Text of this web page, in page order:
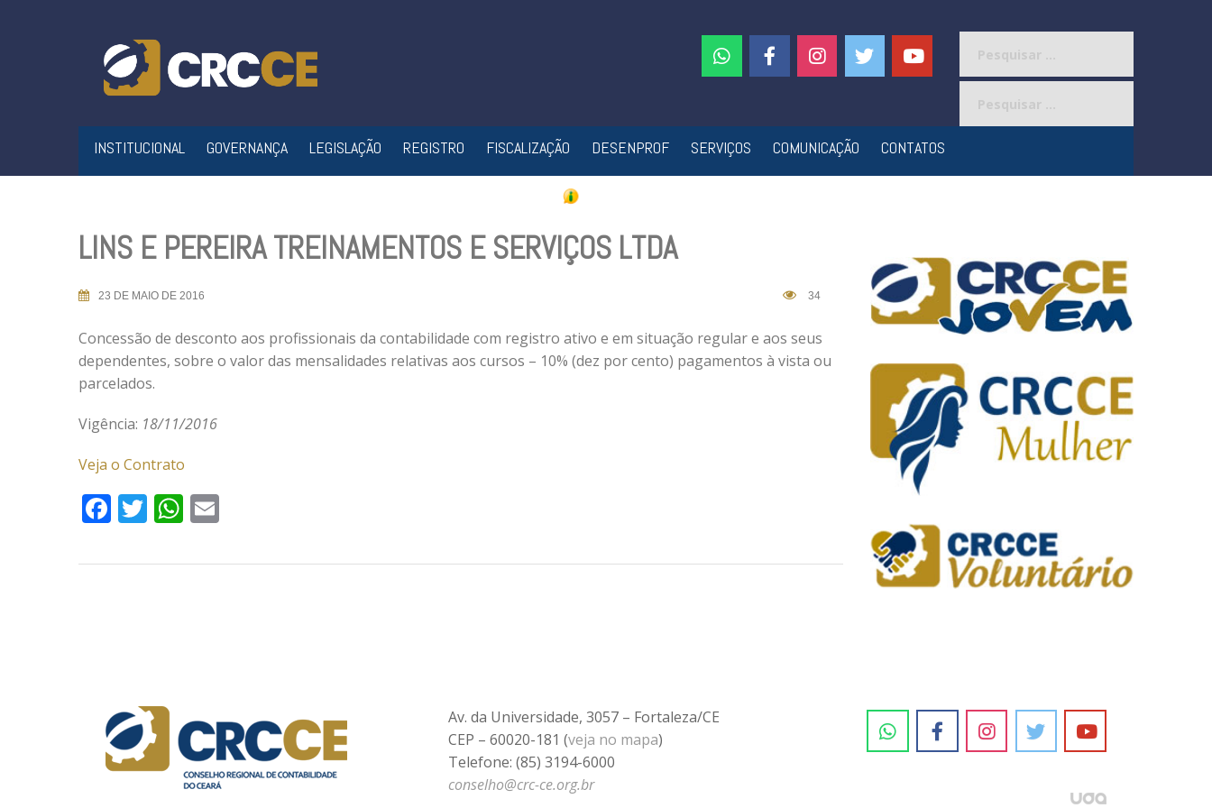
INSTITUCIONAL GOVERNANÇA LEGISLAÇÃO REGISTRO FISCALIZAÇÃO DESENPROF SERVIÇOS COMUNICAÇÃO CONTATOS
LINS E PEREIRA TREINAMENTOS E SERVIÇOS LTDA
23 DE MAIO DE 2016 34
Concessão de desconto aos profissionais da contabilidade com registro ativo e em situação regular e aos seus
dependentes, sobre o valor das mensalidades relativas aos cursos – 10% (dez por cento) pagamentos à vista ou
parcelados.
Vigência: 18/11/2016
Veja o Contrato
Facebook
TwitterWhatsApp
Av. da Universidade, 3057 – Fortaleza/CE
CEP – 60020-181 (veja no mapa)
Telefone: (85) 3194-6000
conselho@crc-ce.org.br